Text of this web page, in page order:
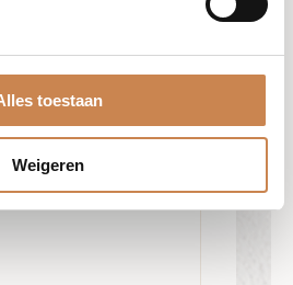
toestaan
Weigeren